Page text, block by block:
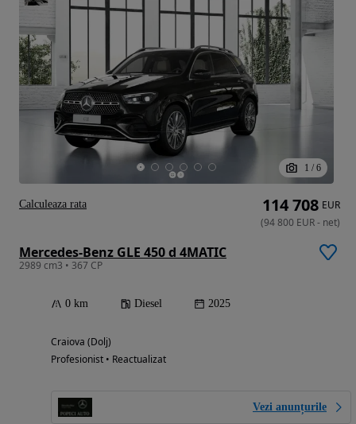
1 / 6
Mercedes-Benz GLE 450 d 4MATIC
2989 cm3 • 367 CP
0 km Diesel 2025
Craiova (Dolj)
Profesionist • Reactualizat
Vezi anunțurile
114 708 EUR
(94 800 EUR- net)
Calculeaza rata